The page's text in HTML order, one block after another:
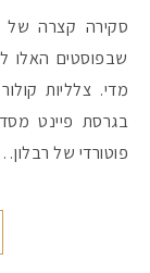
סקירה קצרה של 3 מוצרים שרכשתי לאחרונה באיביי. אשתדל
שבפוסטים האלו
מדי. צלליות
בגרסת פיינט
פוטורדי של